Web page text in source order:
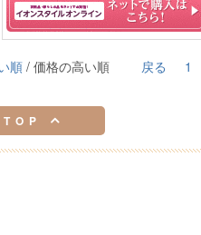
戻る 1
順 / 価格の高い順